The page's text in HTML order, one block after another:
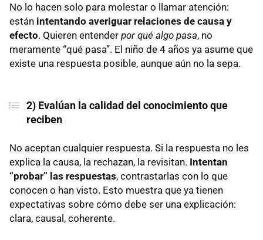
No lo hacen solo para molestar o llamar atención:
están intentando averiguar relaciones de causa y
efecto. Quieren entender por qué algo pasa, no
meramente “qué pasa”. El niño de 4 años ya asume que
existe una respuesta posible, aunque aún no la sepa.
2) Evalúan la calidad del conocimiento que
reciben
No aceptan cualquier respuesta. Si la respuesta no les
explica la causa, la rechazan, la revisitan. Intentan
“probar” las respuestas, contrastarlas con lo que
conocen o han visto. Esto muestra que ya tienen
expectativas sobre cómo debe ser una explicación:
clara, causal, coherente.